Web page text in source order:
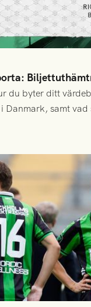
du byter ditt
Danmark, samt vad
eller fått förhinder.